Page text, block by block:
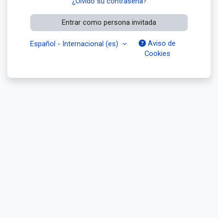
Entrar como persona invitada
Español - Internacional ‎(es)‎
Aviso de
Cookies